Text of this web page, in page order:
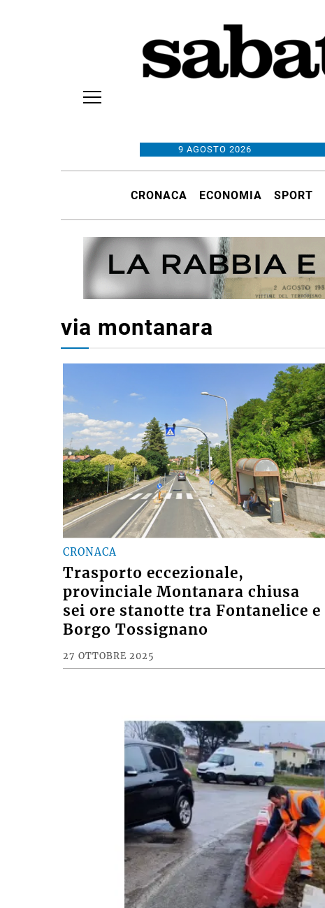
9 AGOSTO 2026
CRONACA ECONOMIA SPORT
via montanara
CRONACA
Trasporto eccezionale,
provinciale Montanara chiusa
sei ore stanotte tra Fontanelice e
Borgo Tossignano
27 OTTOBRE 2025